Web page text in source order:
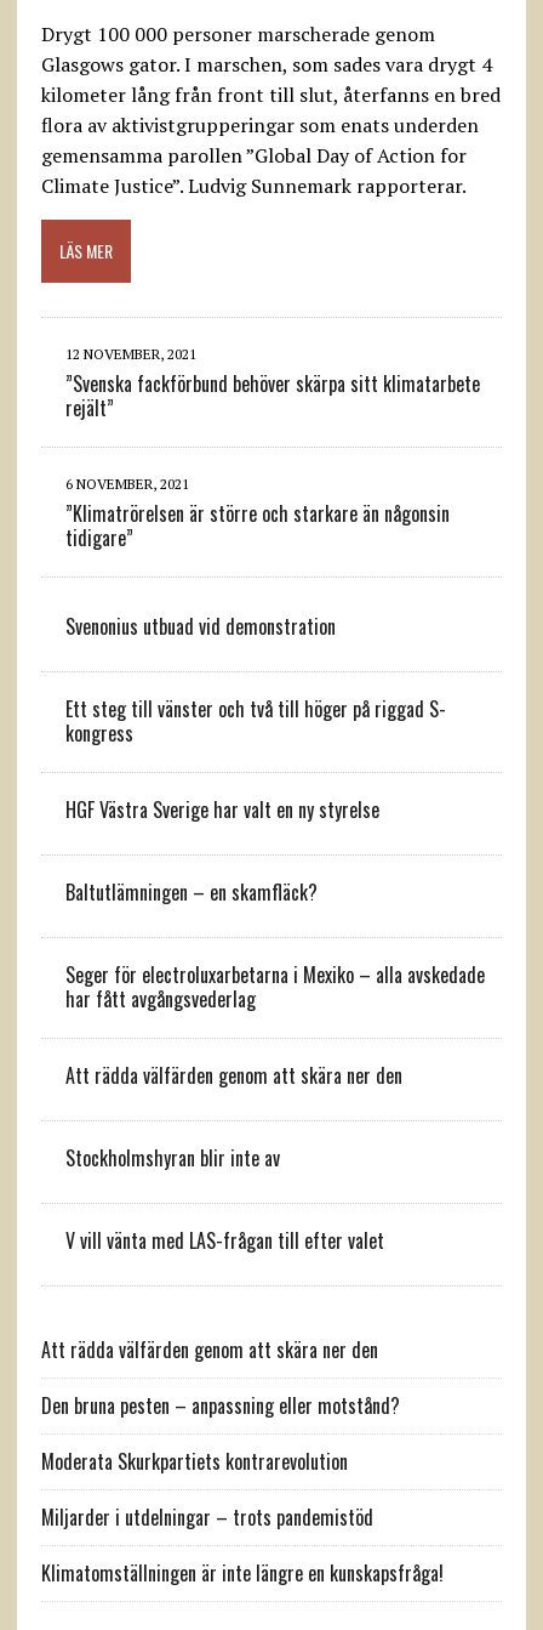
Drygt 100 000 personer marscherade genom
Glasgows gator. I marschen, som sades vara drygt 4
kilometer lång från front till slut, återfanns en bred
flora av aktivistgrupperingar som enats underden
gemensamma parollen ”Global Day of Action for
Climate Justice”. Ludvig Sunnemark rapporterar.
LÄS MER
12 NOVEMBER, 2021
”Svenska fackförbund behöver skärpa sitt klimatarbete
rejält”
6 NOVEMBER, 2021
”Klimatrörelsen är större och starkare än någonsin
tidigare”
Svenonius utbuad vid demonstration
Ett steg till vänster och två till höger på riggad S-
kongress
HGF Västra Sverige har valt en ny styrelse
Baltutlämningen – en skamfläck?
Seger för electroluxarbetarna i Mexiko – alla avskedade
har fått avgångsvederlag
Att rädda välfärden genom att skära ner den
Stockholmshyran blir inte av
V vill vänta med LAS-frågan till efter valet
Att rädda välfärden genom att skära ner den
Den bruna pesten – anpassning eller motstånd?
Moderata Skurkpartiets kontrarevolution
Miljarder i utdelningar – trots pandemistöd
Klimatomställningen är inte längre en kunskapsfråga!